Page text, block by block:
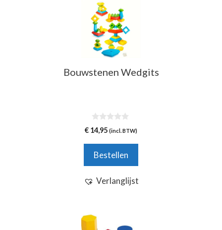
Bouwstenen Wedgits
0
v
5
€ 14,95 (incl. BTW)
Bestellen
Verlanglijst